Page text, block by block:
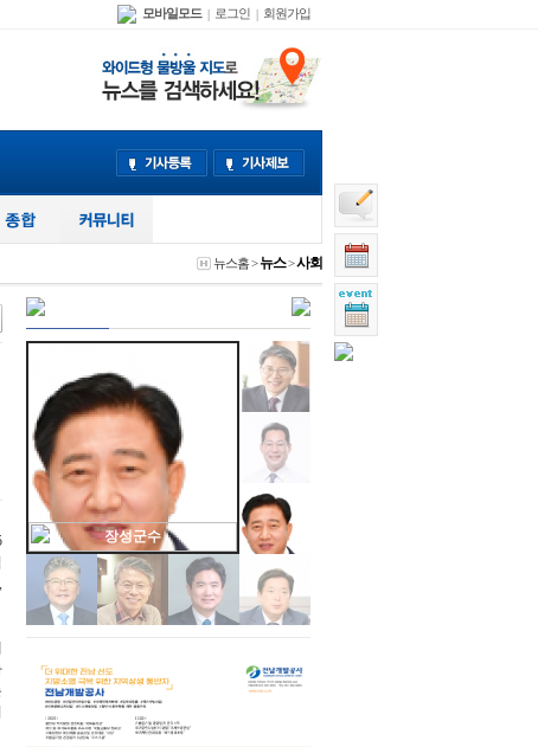
모바일모드 로그인 회원가입
뉴스홈>뉴스>사회
장성군수